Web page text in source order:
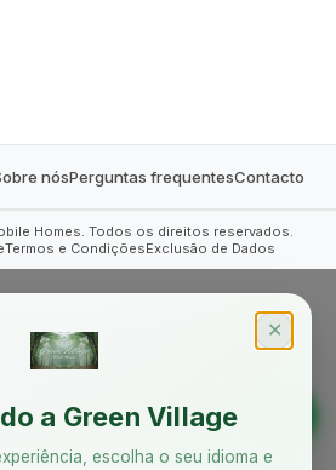
nósPerguntas frequentesContacto
Homes. Todos os direitos reservados.
Termos e CondiçõesExclusão de Dados
✕
a Green Village
escolha o seu idioma e